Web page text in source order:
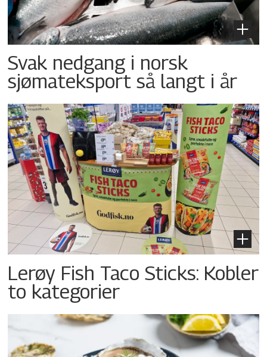
Svak nedgang i norsk
sjømateksport så langt i år
Lerøy Fish Taco Sticks: Kobler
to kategorier